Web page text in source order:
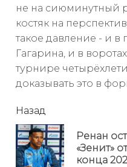
не на сиюминутный
костяк на
такое давление - и в
Гагарина, и в
турнире
доказывать это в
читать
еще
Назад
Ренан
«Зенит»
конца